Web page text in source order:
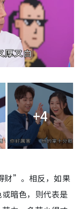
+4
财”。相反，如果
暗色，则代表是